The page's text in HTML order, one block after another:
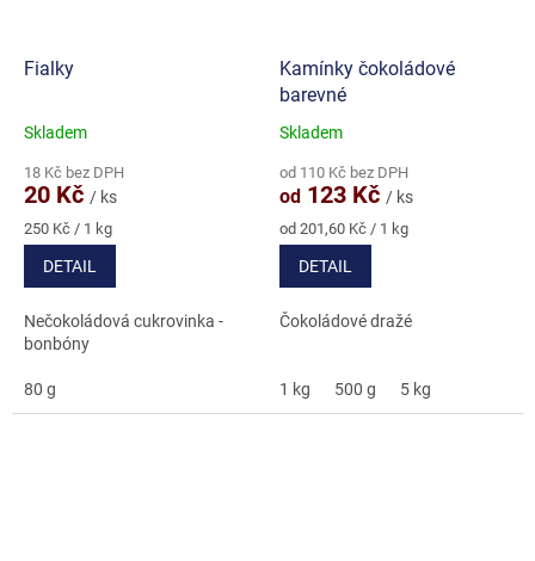
Fialky
Průměrné
produktu
je
4,8
z
hvězdiček.
Skladem
18 Kč bez DPH
20 Kč / ks
Měrná
cena:
250 Kč / 1 kg
DETAIL
Nečokoládová cukrovinka -
bonbóny
80 g
Kamínky čokoládové
barevné
Průměrné
produktu
je
5,0
z
hvězdiček.
Skladem
od 110 Kč bez DPH
od 123 Kč / ks
Měrná
cena:
od 201,60 Kč / 1 kg
DETAIL
Čokoládové dražé
1 kg 500 g 5 kg